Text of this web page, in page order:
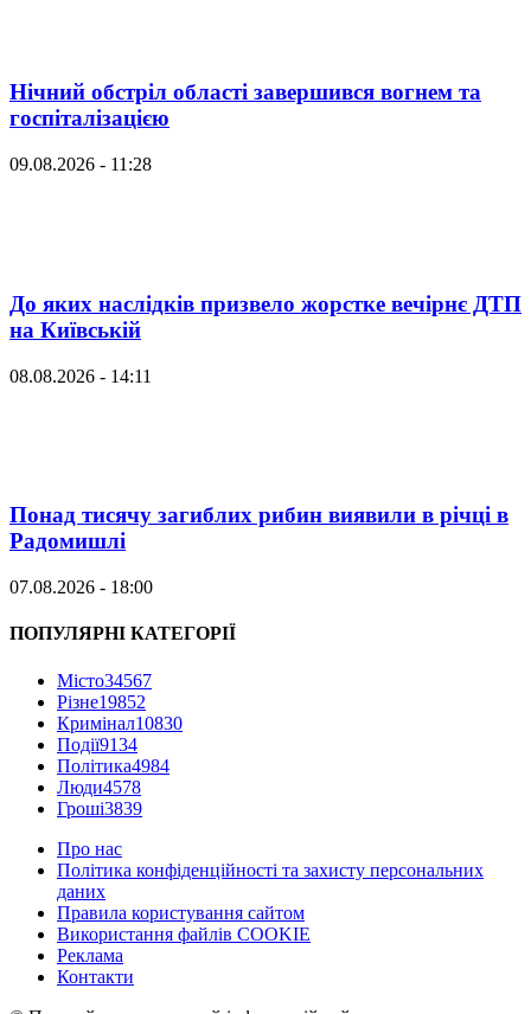
Нічний обстріл області завершився вогнем та
госпіталізацією
09.08.2026 - 11:28
До яких наслідків призвело жорстке вечірнє ДТП
на Київській
08.08.2026 - 14:11
Понад тисячу загиблих рибин виявили в річці в
Радомишлі
07.08.2026 - 18:00
ПОПУЛЯРНІ КАТЕГОРІЇ
Місто34567
Різне19852
Кримінал10830
Події9134
Політика4984
Люди4578
Гроші3839
Про нас
Політика конфіденційності та захисту персональних
даних
Правила користування сайтом
Використання файлів COOKIE
Реклама
Контакти